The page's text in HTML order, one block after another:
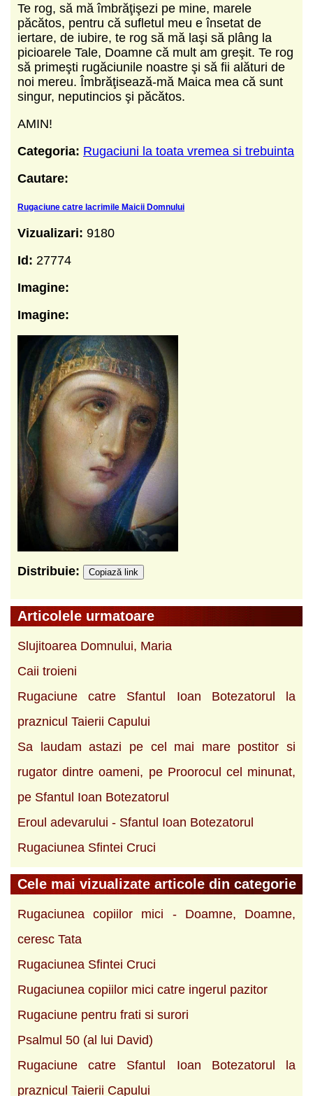
Te rog, să mă îmbrăţişezi pe mine, marele
păcătos, pentru că sufletul meu e însetat de
iertare, de iubire, te rog să mă laşi să plâng la
picioarele Tale, Doamne că mult am greşit. Te rog
să primeşti rugăciunile noastre şi să fii alături de
noi mereu. Îmbrăţisează-mă Maica mea că sunt
singur, neputincios şi păcătos.
AMIN!
Categoria: Rugaciuni la toata vremea si trebuinta
Cautare:
Rugaciune catre lacrimile Maicii Domnului
Vizualizari: 9180
Id: 27774
Imagine:
Imagine:
Distribuie: Copiază link
Articolele urmatoare
Slujitoarea Domnului, Maria
Caii troieni
Rugaciune catre Sfantul Ioan Botezatorul la
praznicul Taierii Capului
Sa laudam astazi pe cel mai mare postitor si
rugator dintre oameni, pe Proorocul cel minunat,
pe Sfantul Ioan Botezatorul
Eroul adevarului - Sfantul Ioan Botezatorul
Rugaciunea Sfintei Cruci
Cele mai vizualizate articole din categorie
Rugaciunea copiilor mici - Doamne, Doamne,
ceresc Tata
Rugaciunea Sfintei Cruci
Rugaciunea copiilor mici catre ingerul pazitor
Rugaciune pentru frati si surori
Psalmul 50 (al lui David)
Rugaciune catre Sfantul Ioan Botezatorul la
praznicul Taierii Capului